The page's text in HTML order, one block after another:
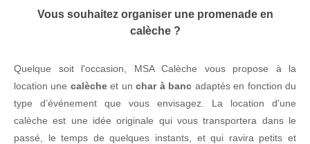
Vous souhaitez organiser une promenade en
calèche ?
Quelque soit l'occasion, MSA Calèche vous propose à la
location une calècheet unchar à banc adaptés en fonction du
type d’événement que vous envisagez. La location d'une
calèche est une idée originale qui vous transportera dans le
passé, le temps de quelques instants, et qui ravira petits et